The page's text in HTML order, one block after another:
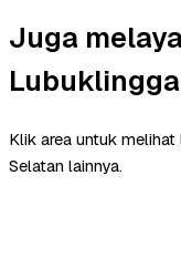
Juga
Klik area untuk
Selatan lainnya.